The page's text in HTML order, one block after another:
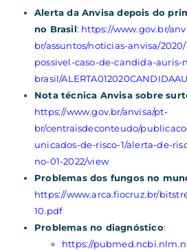
Alerta da Anvisa depois do
no Brasil: https://www.gov.br/
br/assuntos/noticias-anvisa/
possivel-caso-de-candida-auris-
brasil/
Nota técnica Anvisa sobre
https://www.gov.br/anvisa/pt-
br/centraisdeconteudo/
unicados-de-risco-1/alerta-de-
no-01-2022/view
Problemas dos fungos no
https://www.arca.fiocruz.br/
10.pdf
Problemas no diagnóstico:
https://